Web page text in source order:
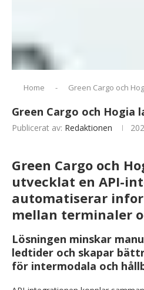
Home - Green Cargo och
Green Cargo och Hogia
Publicerat av: Redaktionen
Green Cargo och
utvecklat en API-
automatiserar
mellan terminaler
Lösningen minskar
ledtider och skapar
för intermodala och